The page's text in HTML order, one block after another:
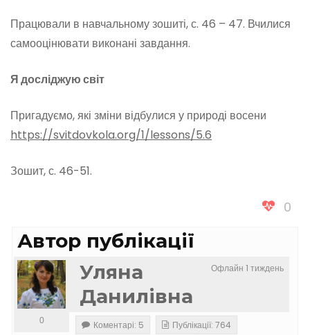
Працювали в навчальному зошиті, с. 46 – 47. Вчилися
самооцінювати виконані завдання.
Я досліджую світ
Пригадуємо, які зміни відбулися у природі восени
https://svitdovkola.org/1/lessons/5.6
Зошит, с. 46-51.
0
Автор публікації
Офлайн 1 тиждень
Уляна
Данилівна
0 Коментарі: 5
Публікації: 764